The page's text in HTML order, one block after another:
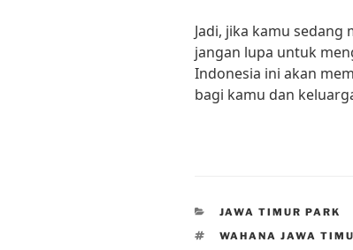
Jadi, jika kamu sedang
jangan lupa untuk
Indonesia ini akan
bagi kamu dan
CATEGORIES
JAWA TIMUR PARK
TAGS
WAHANA JAWA